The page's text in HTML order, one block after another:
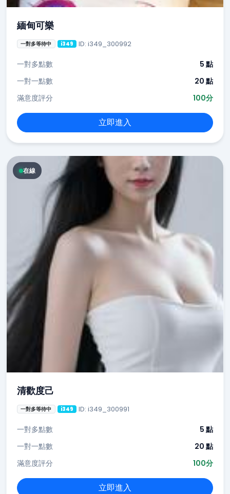
緬甸可樂
一對多等待中 i349 ID: i349_300992
一對多點數
5 點
一對一點數
20 點
滿意度評分
100分
立即進入
在線
清歡度己
一對多等待中 i349 ID: i349_300991
一對多點數
5 點
一對一點數
20 點
滿意度評分
100分
立即進入